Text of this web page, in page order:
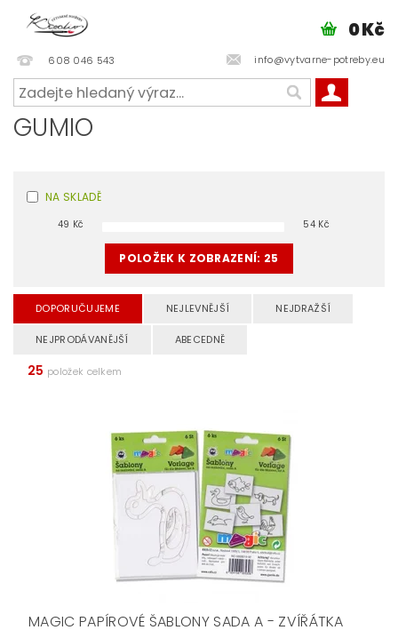
608 046 543 info@vytvarne-potreby.eu
0 Kč
GUMIO
NA SKLADĚ
49 Kč 54Kč
POLOŽEK K ZOBRAZENÍ: 25
DOPORUČUJEME NEJLEVNĚJŠÍ NEJDRAŽŠÍ
NEJPRODÁVANĚJŠÍ ABECEDNĚ
25 položek celkem
MAGIC PAPÍROVÉ ŠABLONY SADA A - ZVÍŘÁTKA